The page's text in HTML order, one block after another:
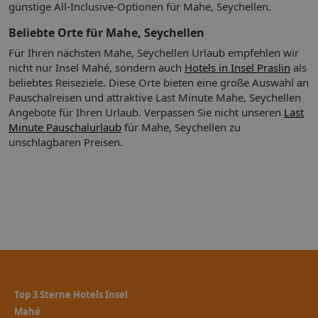
günstige All-Inclusive-Optionen für Mahe, Seychellen.
Beliebte Orte für Mahe, Seychellen
Für Ihren nächsten Mahe, Seychellen Urlaub empfehlen wir
nicht nur Insel Mahé, sondern auch Hotels in Insel Praslin als
beliebtes Reiseziele. Diese Orte bieten eine große Auswahl an
Pauschalreisen und attraktive Last Minute Mahe, Seychellen
Angebote für Ihren Urlaub. Verpassen Sie nicht unseren Last
Minute Pauschalurlaub für Mahe, Seychellen zu
unschlagbaren Preisen.
Top 3 Sterne Hotels Insel
Mahé